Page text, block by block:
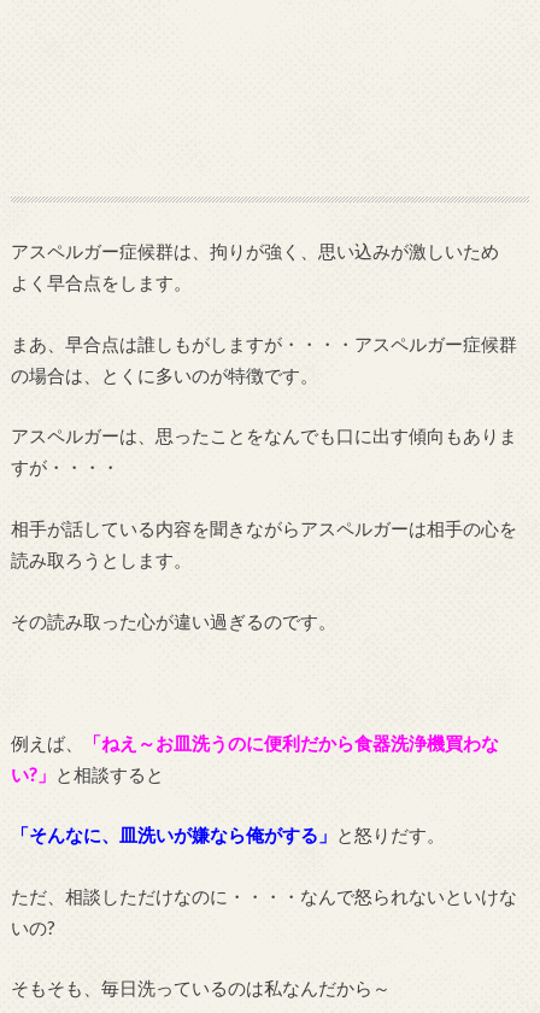
アスペルガー症候群は、拘りが強く、思い込みが激しいため
よく早合点をします。
まあ、早合点は誰しもがしますが・・・・アスペルガー症候群
の場合は、とくに多いのが特徴です。
アスペルガーは、思ったことをなんでも口に出す傾向もありま
すが・・・・
相手が話している内容を聞きながらアスペルガーは相手の心を
読み取ろうとします。
その読み取った心が違い過ぎるのです。
例えば、 「ねえ～お皿洗うのに便利だから食器洗浄機買わな
い?」 と相談すると
「そんなに、皿洗いが嫌なら俺がする」 と怒りだす。
ただ、相談しただけなのに・・・・なんで怒られないといけな
いの?
そもそも、毎日洗っているのは私なんだから～